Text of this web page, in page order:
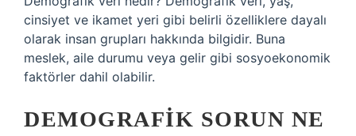
cinsiyet ve ikamet yeri gibi belirli özelliklere dayalı
olarak insan grupları hakkında bilgidir. Buna
meslek, aile durumu veya gelir gibi sosyoekonomik
faktörler dahil olabilir.
DEMOGRAFIK SORUN NE